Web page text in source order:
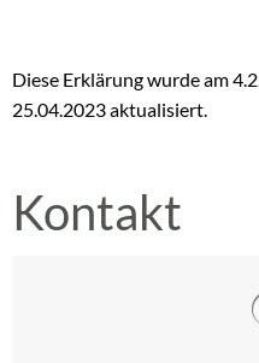
Diese Erklärung wurde am
25.04.2023 aktualisiert.
Kontakt